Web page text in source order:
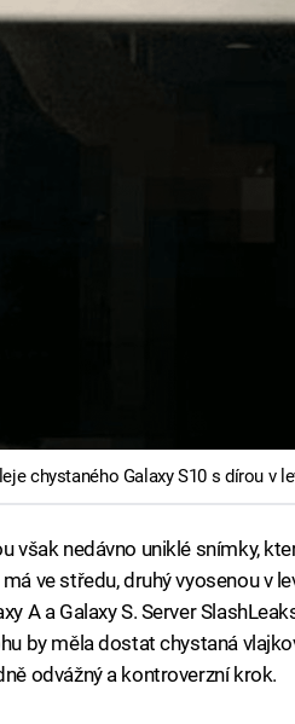
chystaného Galaxy S10 s dírou v
však nedávno uniklé snímky,
ve středu, druhý vyosenou v
A a Galaxy S. Server
by měla dostat chystaná
odvážný a kontroverzní krok.